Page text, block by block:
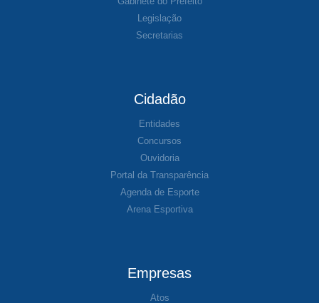
Legislação
Secretarias
Cidadão
Entidades
Concursos
Ouvidoria
Portal da Transparência
Agenda de Esporte
Arena Esportiva
Empresas
Atos